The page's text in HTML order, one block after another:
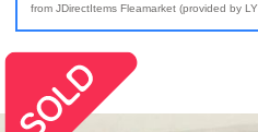
from JDirectItems Fleamarket (provided by